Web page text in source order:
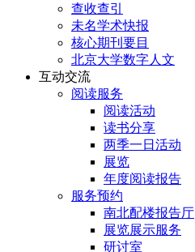
查收查引
未名学术快报
核心期刊要目
北京大学数字人文
互动交流
阅读服务
阅读活动
读书分享
两季一日活动
展览
年度阅读报告
服务预约
南北配楼报告厅
展览展示服务
研讨室